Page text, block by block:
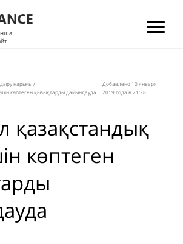
нарығы/
көптеген қызықтарды дайындауда
Добавлено 10 января
2019 года в 21:28
қазақстандық
көптеген